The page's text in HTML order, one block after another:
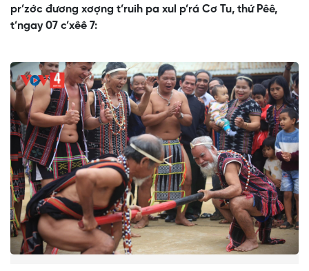
pr’zớc đương xơợng t’ruih pa xul p’rá Cơ Tu, thứ Pêê,
t’ngay 07 c’xêê 7: